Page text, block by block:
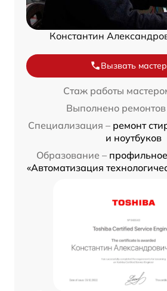
Константин
Вызвать
Стаж работы
Выполнено ремонтов
Специализация – ремонт
и ноутбуков
Образование –
«Автоматизация